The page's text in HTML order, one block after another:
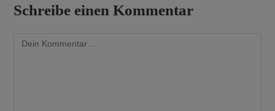
Schreibe einen Kommentar